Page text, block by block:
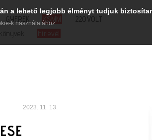
GYEREK KSMM
220VOLT
könyvek hírlevél
2023. 11. 13.
a lehető legjobb élményt tudjuk
k használatához.